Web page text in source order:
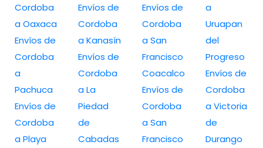
Cordoba
a Oaxaca
Envíos de
Cordoba
a
Pachuca
Envíos de
Cordoba
a Playa
Envíos de
Cordoba
a Kanasín
Envíos de
Cordoba
a La
Piedad
de
Cabadas
Envíos de
Cordoba
a San
Francisco
Coacalco
Envíos de
Cordoba
a San
Francisco
a
Uruapan
del
Progreso
Envíos de
Cordoba
a Victoria
de
Durango